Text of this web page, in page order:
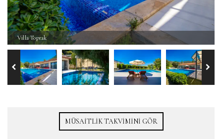
Villa Toprak
MÜSAITLIK TAKVIMINI GÖR